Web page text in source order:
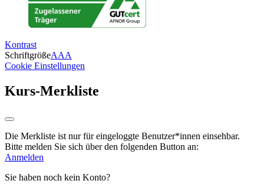
Kontrast
SchriftgrößeAAA
Cookie Einstellungen
Kurs-Merkliste
Die Merkliste ist nur für eingeloggte Benutzer*innen einsehbar.
Bitte melden Sie sich über den folgenden Button an:
Anmelden
Sie haben noch kein Konto?